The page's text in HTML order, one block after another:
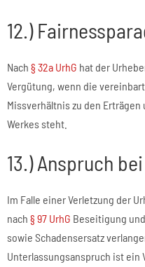
12.)
Nach § 32a UrhG hat der
Vergütung, wenn die
Missverhältnis zu den
Werkes steht.
13.) Anspruch
Im Falle einer Verletzung der
nach § 97 UrhG Beseitigung
sowie Schadensersatz
Unterlassungsanspruch ist ein